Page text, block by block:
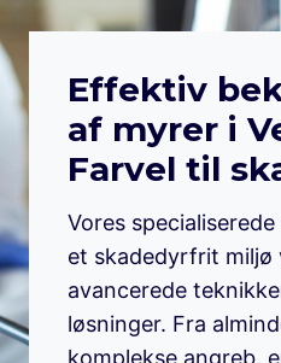
Effektiv
af myrer i
Farvel til
Vores
et skadedyrfrit
avancerede
løsninger. Fra
komplekse angreb,